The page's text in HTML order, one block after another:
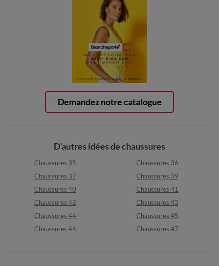
Demandez notre catalogue
D’autres idées de chaussures
Chaussures 35
Chaussures 36
Chaussures 37
Chaussures 39
Chaussures 40
Chaussures 41
Chaussures 42
Chaussures 43
Chaussures 44
Chaussures 45
Chaussures 46
Chaussures 47